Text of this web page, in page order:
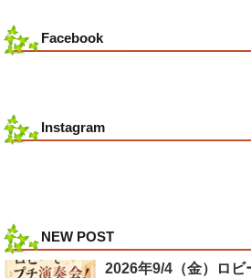
Facebook
Instagram
NEW POST
2026年9/4（金）ロ